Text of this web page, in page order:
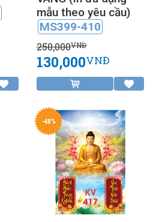
mẫu theo yêu cầu)
MS399-410
250,000VNĐ
130,000VNĐ
-48%